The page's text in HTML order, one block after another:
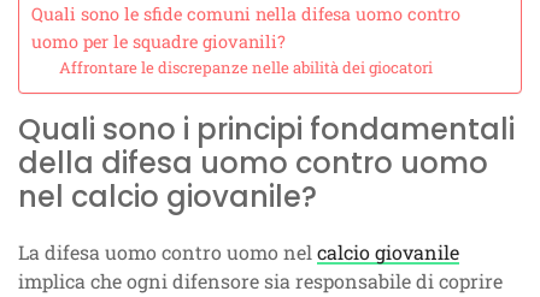
Quali sono le sfide comuni nella difesa uomo contro
uomo per le squadre giovanili?
Affrontare le discrepanze nelle abilità dei giocatori
Quali sono i principi fondamentali
della difesa uomo contro uomo
nel calcio giovanile?
La difesa uomo contro uomo nelcalcio giovanile
implica che ogni difensore sia responsabile di coprire